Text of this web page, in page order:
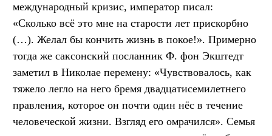
международный кризис, император писал:
«Сколько всё это мне на старости лет прискорбно
(…). Желал бы кончить жизнь в покое!». Примерно
тогда же саксонский посланник Ф. фон Экштедт
заметил в Николае перемену: «Чувствовалось, как
тяжело легло на него бремя двадцатисемилетнего
правления, которое он почти один нёс в течение
человеческой жизни. Взгляд его омрачился». Семья